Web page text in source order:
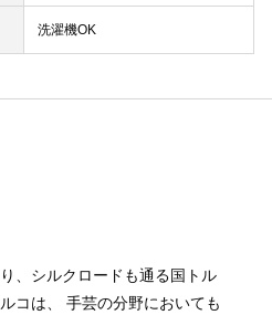
洗濯機OK
、シルクロードも通る国トル
コは、 手芸の分野においても